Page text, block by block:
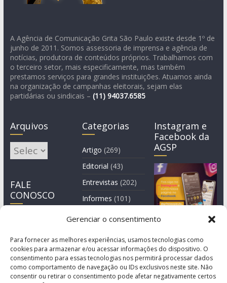
Gerenciar o consentimento
Para fornecer as melhores experiências, usamos tecnologias como
cookies para armazenar e/ou acessar informações do dispositivo. O
consentimento para essas tecnologias nos permitirá processar dados
como comportamento de navegação ou IDs exclusivos neste site. Não
consentir ou retirar o consentimento pode afetar negativamente certos
A Agência de Comunicação Grita São Paulo existe desde 1º de
junho de 2011. Somos assessoria de imprensa e agência de
notícias, produtora de conteúdos próprios. Trabalhamos com
o terceiro setor, mais especificamente, mas também
prestamos serviços para grandes instituições. Atuamos ainda
na organização de campanhas eleitorais, sejam elas
partidárias ou sindicais – (11) 94037.6585
Arquivos
Arquivos
FALE
CONOSCO
Categorias
Artigo (269)
Editorial (43)
Entrevistas (202)
Informes (101)
Manchete
Instagram e
Facebook da
AGSP